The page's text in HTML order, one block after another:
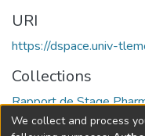
URI
https://dspace.univ-
Collections
Rapport de Stage
We collect and process